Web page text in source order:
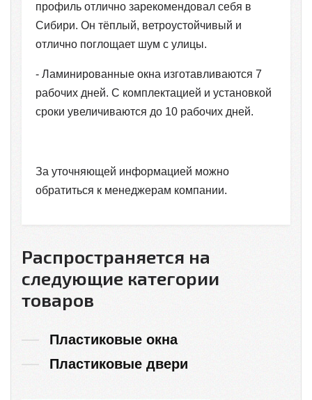
профиль отлично зарекомендовал себя в
Сибири. Он тёплый, ветроустойчивый и
отлично поглощает шум с улицы.
- Ламинированные окна изготавливаются 7
рабочих дней. С комплектацией и установкой
сроки увеличиваются до 10 рабочих дней.
За уточняющей информацией можно
обратиться к менеджерам компании.
Распространяется на
следующие категории
товаров
Пластиковые окна
Пластиковые двери